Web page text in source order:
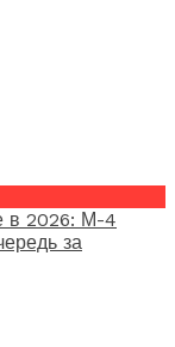
в 2026: М-4
за